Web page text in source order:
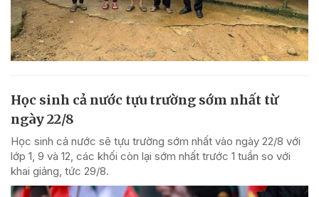
Học sinh cả nước tựu trường sớm nhất từ
ngày 22/8
Học sinh cả nước sẽ tựu trường sớm nhất vào ngày 22/8 với
lớp 1, 9 và 12, các khối còn lại sớm nhất trước 1 tuần so với
khai giảng, tức 29/8.